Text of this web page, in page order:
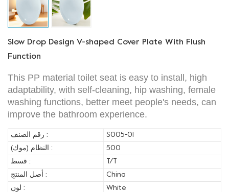
Slow Drop Design V-shaped Cover Plate With Flush
Function
This PP material toilet seat is easy to install, high
adaptability, with self-cleaning, hip washing, female
washing functions, better meet people's needs, can
improve the bathroom experience.
رقم الصنف :
S005-01
النظام (موك) :
500
قسط :
T/T
أصل المنتج :
China
لون :
White